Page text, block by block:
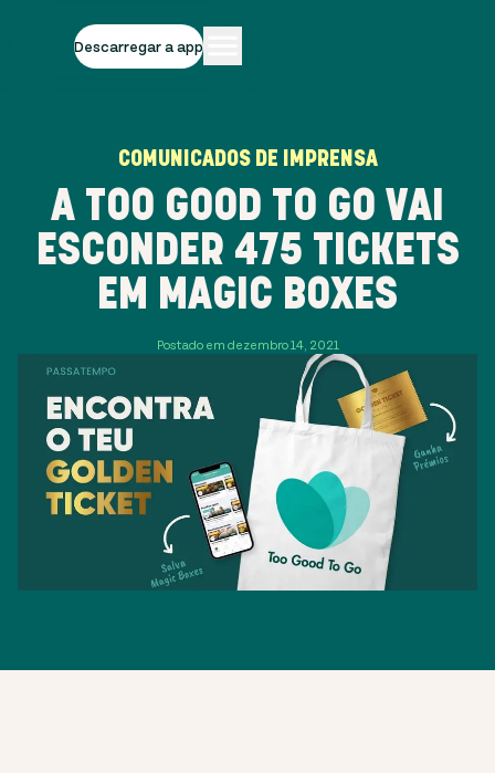
Descarregar a app
COMUNICADOS DE IMPRENSA
A TOO GOOD TO GO VAI
ESCONDER 475 TICKETS
EM MAGIC BOXES
Postado em dezembro 14, 2021